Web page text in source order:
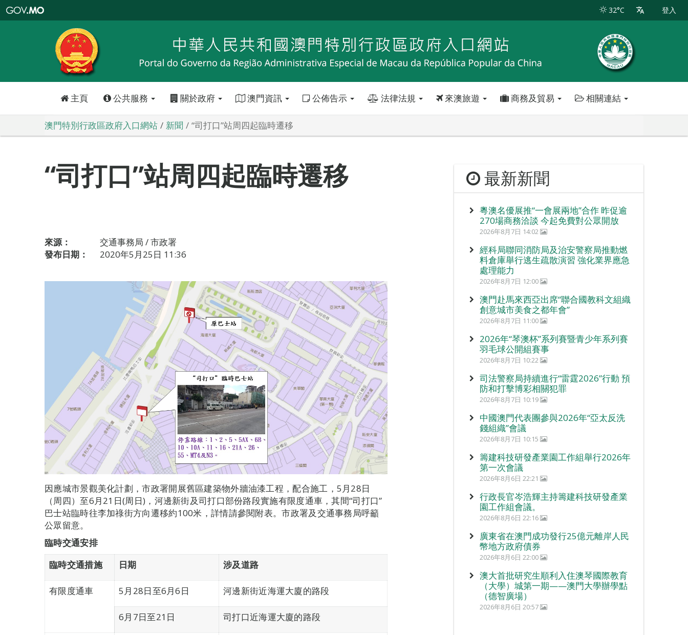
特
政
區
政
口
32°C 登入
主頁 公共服務 關於政府 澳門資訊 公佈告示 法律法規 來澳旅遊 商務及貿易 相關連結
澳門特別行政區政府入口網站 新聞 “司打口”站周四起臨時遷移
“司打口”站周四起臨時遷移
來源：
交通事務局 / 市政署
發布日期：
2020年5月25日 11:36
因應城市景觀美化計劃，市政署開展舊區建築物外牆油漆工程，配合施工，5月28日
（周四）至6月21日(周日)，河邊新街及司打口部份路段實施有限度通車，其間“司打口”
巴士站臨時往李加祿街方向遷移約100米，詳情請參閱附表。市政署及交通事務局呼籲
公眾留意。
臨時交通安排
臨時交通措施
日期 涉及道路
有限度通車 5月28日至6月6日 河邊新街近海運大廈的路段
6月7日至21日 司打口近海運大廈的路段
最新新聞
粵澳名優展推“一會展兩地”合作 昨促逾
270場商務洽談 今起免費對公眾開放
2026年8月7日 14:02
經科局聯同消防局及治安警察局推動燃
料倉庫舉行逃生疏散演習 強化業界應急
處理能力
2026年8月7日 12:00
澳門赴馬來西亞出席“聯合國教科文組織
創意城市美食之都年會”
2026年8月7日 11:00
2026年“琴澳杯”系列賽暨青少年系列賽
羽毛球公開組賽事
2026年8月7日 10:22
司法警察局持續進行“雷霆2026”行動 預
防和打擊博彩相關犯罪
2026年8月7日 10:19
中國澳門代表團參與2026年“亞太反洗
錢組織”會議
2026年8月7日 10:15
籌建科技研發產業園工作組舉行2026年
第一次會議
2026年8月6日 22:21
行政長官岑浩輝主持籌建科技研發產業
園工作組會議。
2026年8月6日 22:16
廣東省在澳門成功發行25億元離岸人民
幣地方政府債券
2026年8月6日 22:00
澳大首批研究生順利入住澳琴國際教育
（大學）城第一期——澳門大學辦學點
（德智廣場）
2026年8月6日 20:57